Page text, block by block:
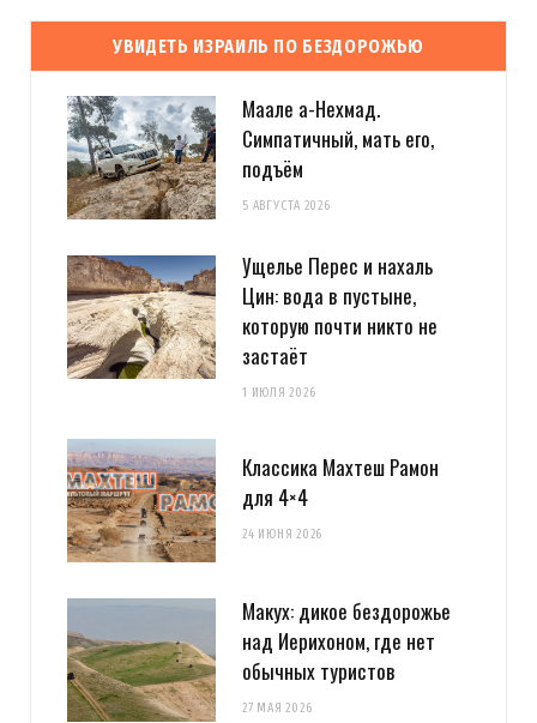
УВИДЕТЬ ИЗРАИЛЬ ПО БЕЗДОРОЖЬЮ
Маале а-Нехмад.
Симпатичный, мать его,
подъём
5 АВГУСТА 2026
Ущелье Перес и нахаль
Цин: вода в пустыне,
которую почти никто не
застаёт
1 ИЮЛЯ 2026
Классика Махтеш Рамон
для 4×4
24 ИЮНЯ 2026
Макух: дикое бездорожье
над Иерихоном, где нет
обычных туристов
27 МАЯ 2026